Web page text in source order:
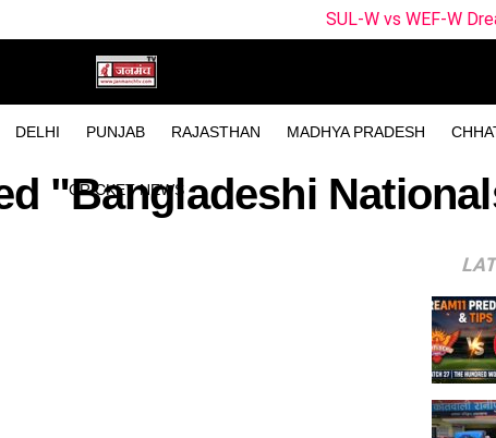
DELHI PUNJAB RAJASTHAN MADHYA PRADESH
CRICKET NEWS
SUL-W vs WEF-W Dream11
"Bangladeshi